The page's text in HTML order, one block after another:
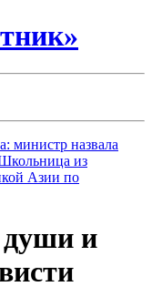
министр назвала
из
Азии по
и